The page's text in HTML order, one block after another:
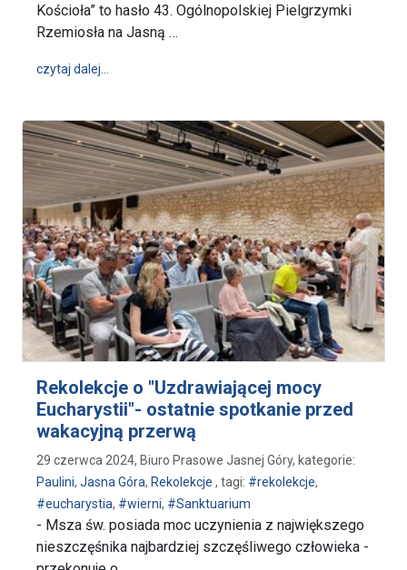
Kościoła” to hasło 43. Ogólnopolskiej Pielgrzymki
Rzemiosła na Jasną …
czytaj dalej…
Rekolekcje o "Uzdrawiającej mocy
Eucharystii"- ostatnie spotkanie przed
wakacyjną przerwą
29 czerwca 2024, Biuro Prasowe Jasnej Góry, kategorie:
Paulini, Jasna Góra, Rekolekcje , tagi: #rekolekcje,
#eucharystia, #wierni, #Sanktuarium
- Msza św. posiada moc uczynienia z największego
nieszczęśnika najbardziej szczęśliwego człowieka -